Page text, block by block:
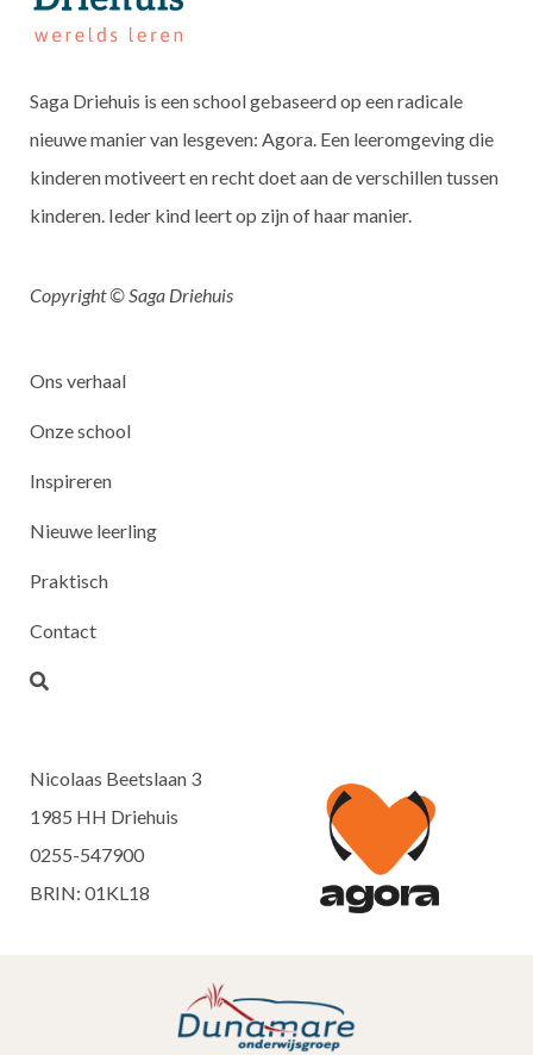
Saga Driehuis is een school gebaseerd op een radicale
nieuwe manier van lesgeven: Agora. Een leeromgeving die
kinderen motiveert en recht doet aan de verschillen tussen
kinderen. Ieder kind leert op zijn of haar manier.
Copyright © Saga Driehuis
Ons verhaal
Onze school
Inspireren
Nieuwe leerling
Praktisch
Contact
Nicolaas Beetslaan 3
1985 HH Driehuis
0255-547900
BRIN: 01KL18